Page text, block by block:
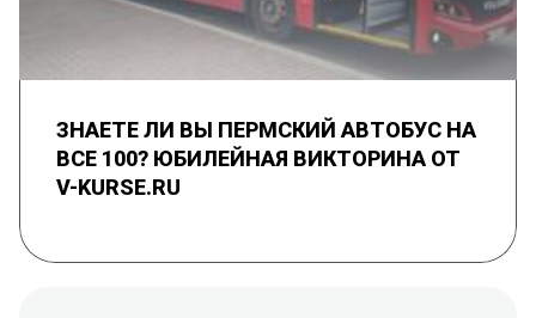
ЗНАЕТЕ ЛИ ВЫ ПЕРМСКИЙ АВТОБУС НА
ВСЕ 100? ЮБИЛЕЙНАЯ ВИКТОРИНА ОТ
V-KURSE.RU